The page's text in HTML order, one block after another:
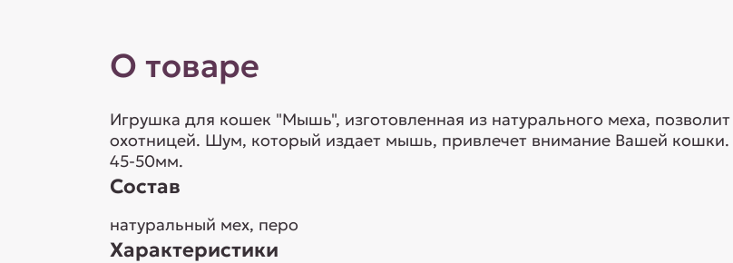
О товаре
Игрушка для кошек "Мышь", изготовленная из натурального меха,
охотницей. Шум, который издает мышь, привлечет внимание Вашей кошки.
45-50мм.
Состав
натуральный мех, перо
Характеристики